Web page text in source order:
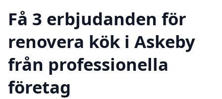
Få 3 erbjudanden för
renovera kök i Askeby
från professionella
företag